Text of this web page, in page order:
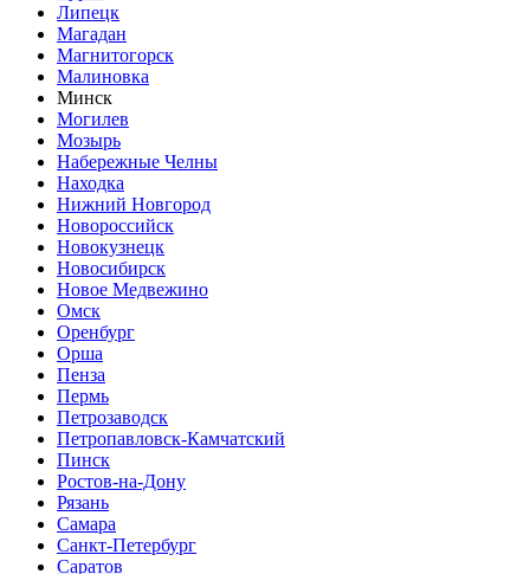
Липецк
Магадан
Магнитогорск
Малиновка
Минск
Могилев
Мозырь
Набережные Челны
Находка
Нижний Новгород
Новороссийск
Новокузнецк
Новосибирск
Новое Медвежино
Омск
Оренбург
Орша
Пенза
Пермь
Петрозаводск
Петропавловск-Камчатский
Пинск
Ростов-на-Дону
Рязань
Самара
Санкт-Петербург
Саратов